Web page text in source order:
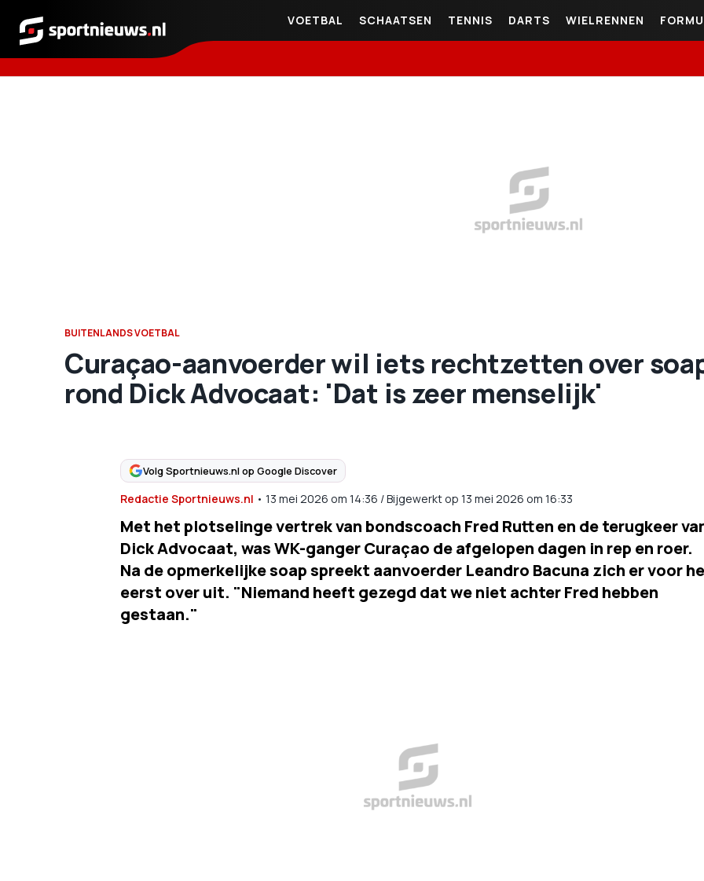
Sportnieuws.nl
VOETBAL SCHAATSEN TENNIS DARTS WIELRENNEN
BUITENLANDS VOETBAL
Curaçao-aanvoerder wil iets rechtzetten over
rond Dick Advocaat: 'Dat is zeer menselijk'
Volg Sportnieuws.nl op Google Discover
Redactie Sportnieuws.nl • 13 mei 2026 om 14:36 /Bijgewerkt op 13 mei 2026 om 16:33
Met het plotselinge vertrek van bondscoach Fred Rutten en de terugkeer
Dick Advocaat, was WK-ganger Curaçao de afgelopen dagen in rep en roer.
Na de opmerkelijke soap spreekt aanvoerder Leandro Bacuna zich er voor
eerst over uit. "Niemand heeft gezegd dat we niet achter Fred hebben
gestaan."